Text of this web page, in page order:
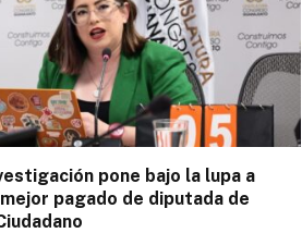
pone bajo la lupa a
pagado de diputada de